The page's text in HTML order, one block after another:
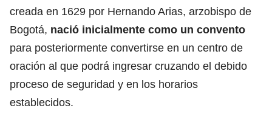
creada en 1629 por Hernando Arias, arzobispo de
Bogotá, nació inicialmente como un convento
para posteriormente convertirse en un centro de
oración al que podrá ingresar cruzando el debido
proceso de seguridad y en los horarios
establecidos.